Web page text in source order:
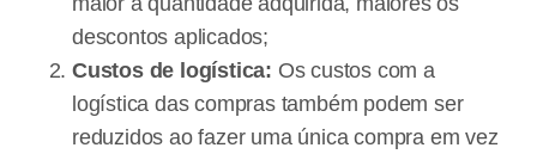
descontos aplicados;
Custos de logística: Os custos com a
logística das compras também podem ser
reduzidos ao fazer uma única compra em vez